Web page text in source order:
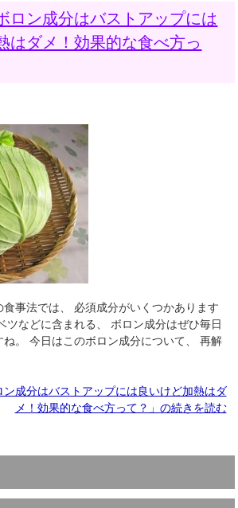
ロン成分はバストアップには
はダメ！効果的な食べ方っ
事法では、 必須成分がいくつかあります
ツなどに含まれる、 ボロン成分はぜひ毎日
ね。 今日はこのボロン成分について、 再解
ン成分はバストアップには良いけど加熱はダ
メ！効果的な食べ方って？」の続きを読む